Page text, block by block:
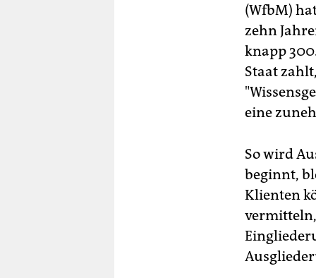
(WfbM)
zehn
knapp
Staat
eine
So wird
beginnt,
Klienten